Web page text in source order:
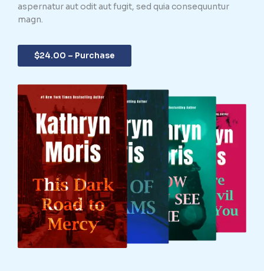
aspernatur aut odit aut fugit, sed quia consequuntur
magn.
$24.00 – Purchase